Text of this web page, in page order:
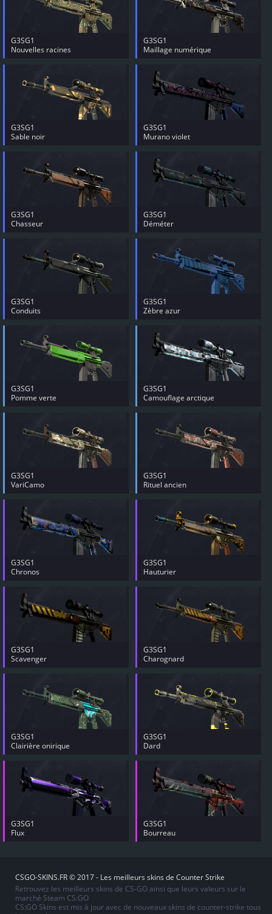
G3SG1
Nouvelles racines
G3SG1
Maillage numérique
G3SG1
Sable noir
G3SG1
Murano violet
G3SG1
Chasseur
G3SG1
Déméter
G3SG1
Conduits
G3SG1
Zèbre azur
G3SG1
Pomme verte
G3SG1
Camouflage arctique
G3SG1
VariCamo
G3SG1
Rituel ancien
G3SG1
Chronos
G3SG1
Hauturier
G3SG1
Scavenger
G3SG1
Charognard
G3SG1
Clairière onirique
G3SG1
Dard
G3SG1
Flux
G3SG1
Bourreau
CSGO-SKINS.FR © 2017 - Les meilleurs skins de Counter Strike
Retrouvez les meilleurs skins de CS-GO ainsi que leurs valeurs sur le
marché Steam CS:GO
CS:GO Skins est mis à jour avec de nouveaux skins de counter-strike tous